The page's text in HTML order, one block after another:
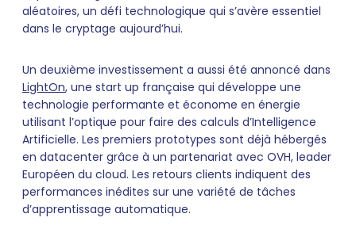
aléatoires, un défi technologique qui s’avère essentiel
dans le cryptage aujourd’hui.
Un deuxième investissement a aussi été annoncé dans
LightOn, une start up française qui développe une
technologie performante et économe en énergie
utilisant l’optique pour faire des calculs d’Intelligence
Artificielle. Les premiers prototypes sont déjà hébergés
en datacenter grâce à un partenariat avec OVH, leader
Européen du cloud. Les retours clients indiquent des
performances inédites sur une variété de tâches
d’apprentissage automatique.